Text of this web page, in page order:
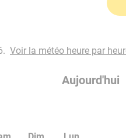
Voir la météo heure par
Aujourd'hui